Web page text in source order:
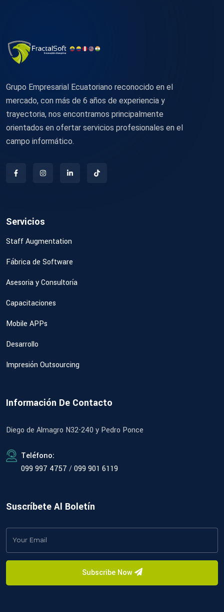
Grupo Empresarial Ecuatoriano reconocido en el
mercado, con más de 6 años de experiencia y
trayectoria, nos encontramos principalmente
orientados en ofertar servicios profesionales en el
campo informático.
Servicios
Staff Augmentation
Fábrica de Software
Asesoria y Consultoría
Capacitaciones
Mobile APPs
Desarrollo
Impresión Outsourcing
Información De Contacto
Diego de Almagro N32-240 y Pedro Ponce
Teléfono:
099 997 4757 /099 901 6119
Suscríbete Al Boletín
Subscribe Now